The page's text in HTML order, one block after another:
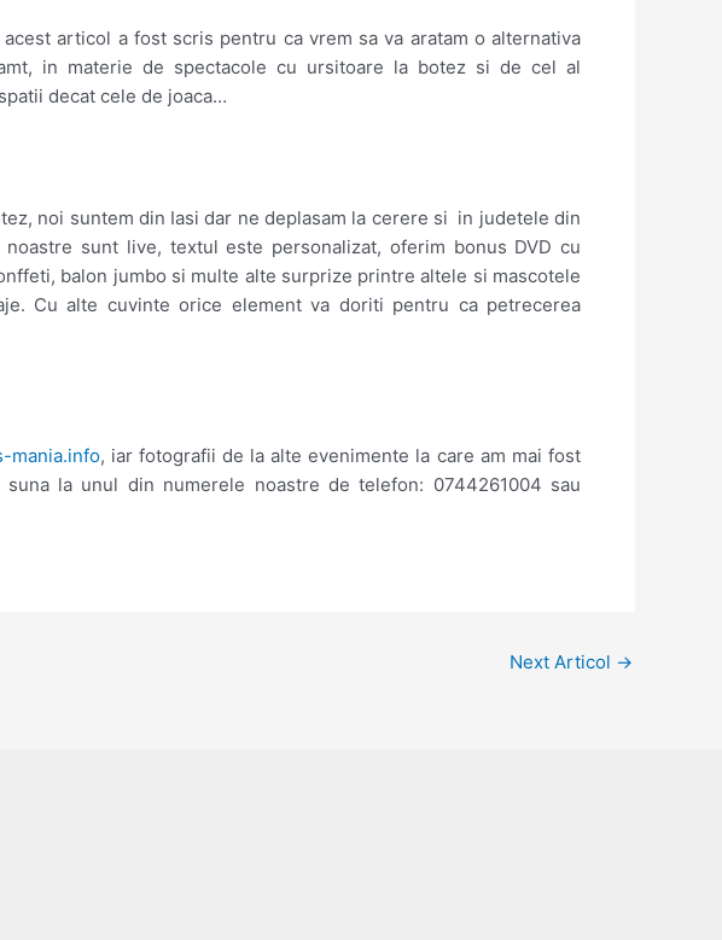
articol a fost scris pentru ca vrem sa va aratam o alternativa
in materie de spectacole cu ursitoare la botez si de cel al
decat cele de joaca…
noi suntem din Iasi dar ne deplasam la cerere si in judetele din
sunt live, textul este personalizat, oferim bonus DVD cu
balon jumbo si multe alte surprize printre altele si mascotele
Cu alte cuvinte orice element va doriti pentru ca petrecerea
mania.info, iar fotografii de la alte evenimente la care am mai fost
la unul din numerele noastre de telefon: 0744261004 sau
Next Articol →